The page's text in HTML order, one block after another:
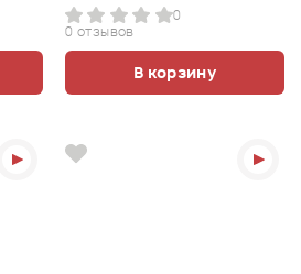
0
0 отзывов
В корзину